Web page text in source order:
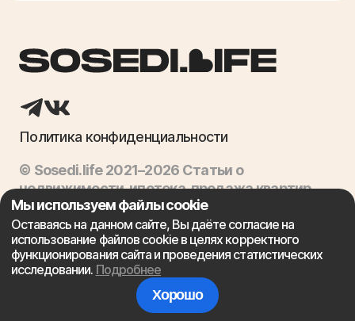
Политика конфиденциальности
© Sosedi.life 2021–2026 Статьи о
недвижимости, ипотека, продажа квартир
Сайт не является финансовой организацией и предоставляет
лишь посреднические консультационные услуги, связанные с
ипотекой. Выдачей ипотечных кредитов занимаются
соответствующие финансовые учреждения.
Мы используем файлы cookie
Оставаясь на данном сайте, Вы даёте согласие на
использование файлов cookie в целях корректного
функционирования сайта и проведения статистических
исследовании. Подробнее
Хорошо